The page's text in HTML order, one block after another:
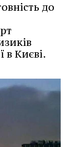
до
в Києві.